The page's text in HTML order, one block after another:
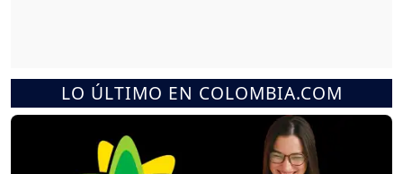
LO ÚLTIMO EN COLOMBIA.COM